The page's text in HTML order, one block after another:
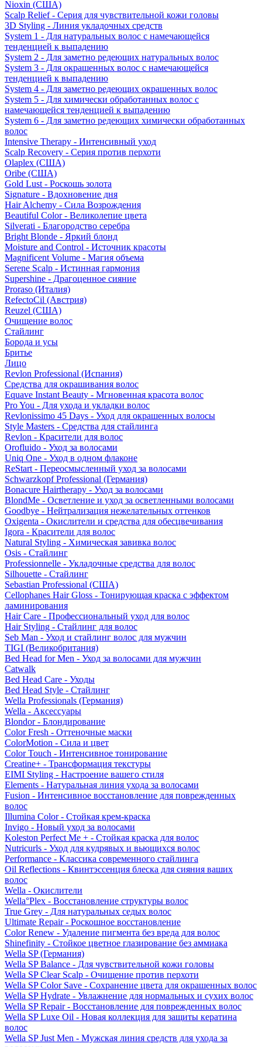
Nioxin (США)
Scalp Relief - Серия для чувствительной кожи головы
3D Styling - Линия укладочных средств
System 1 - Для натуральных волос с намечающейся
тенденцией к выпадению
System 2 - Для заметно редеющих натуральных волос
System 3 - Для окрашенных волос с намечающейся
тенденцией к выпадению
System 4 - Для заметно редеющих окрашенных волос
System 5 - Для химически обработанных волос с
намечающейся тенденцией к выпадению
System 6 - Для заметно редеющих химически обработанных
волос
Intensive Therapy - Интенсивный уход
Scalp Recovery - Серия против перхоти
Olaplex (США)
Oribe (США)
Gold Lust - Роскошь золота
Signature - Вдохновение дня
Hair Alchemy - Сила Возрождения
Beautiful Color - Великолепие цвета
Silverati - Благородство серебра
Bright Blonde - Яркий блонд
Moisture and Control - Источник красоты
Magnificent Volume - Магия объема
Serene Scalp - Истинная гармония
Supershine - Драгоценное сияние
Proraso (Италия)
RefectoCil (Австрия)
Reuzel (США)
Очищение волос
Стайлинг
Борода и усы
Бритье
Лицо
Revlon Professional (Испания)
Средства для окрашивания волос
Equave Instant Beauty - Мгновенная красота волос
Pro You - Для ухода и укладки волос
Revlonissimo 45 Days - Уход для окрашенных волосы
Style Masters - Средства для стайлинга
Revlon - Красители для волос
Orofluido - Уход за волосами
Uniq One - Уход в одном флаконе
ReStart - Переосмысленный уход за волосами
Schwarzkopf Professional (Германия)
Bonacure Hairtherapy - Уход за волосами
BlondMe - Осветление и уход за осветленными волосами
Goodbye - Нейтрализация нежелательных оттенков
Oxigenta - Окислители и средства для обесцвечивания
Igora - Красители для волос
Natural Styling - Химическая завивка волос
Osis - Стайлинг
Professionnelle - Укладочные средства для волос
Silhouette - Стайлинг
Sebastian Professional (США)
Cellophanes Hair Gloss - Тонирующая краска с эффектом
ламинирования
Hair Care - Профессиональный уход для волос
Hair Styling - Стайлинг для волос
Seb Man - Уход и стайлинг волос для мужчин
TIGI (Великобритания)
Bed Head for Men - Уход за волосами для мужчин
Catwalk
Bed Head Care - Уходы
Bed Head Style - Стайлинг
Wella Professionals (Германия)
Wella - Аксессуары
Blondor - Блондирование
Color Fresh - Оттеночные маски
ColorMotion - Сила и цвет
Color Touch - Интенсивное тонирование
Creatine+ - Трансформация текстуры
EIMI Styling - Настроение вашего стиля
Elements - Натуральная линия ухода за волосами
Fusion - Интенсивное восстановление для поврежденных
волос
Illumina Color - Стойкая крем-краска
Invigo - Новый уход за волосами
Koleston Perfect Me + - Стойкая краска для волос
Nutricurls - Уход для кудрявых и вьющихся волос
Performance - Классика современного стайлинга
Oil Reflections - Квинтэссенция блеска для сияния ваших
волос
Wella - Окислители
Wella°Plex - Восстановление структуры волос
True Grey - Для натуральных седых волос
Ultimate Repair - Роскошное восстановление
Color Renew - Удаление пигмента без вреда для волос
Shinefinity - Стойкое цветное глазирование без аммиака
Wella SP (Германия)
Wella SP Balance - Для чувствительной кожи головы
Wella SP Clear Scalp - Очищение против перхоти
Wella SP Color Save - Сохранение цвета для окрашенных волос
Wella SP Hydrate - Увлажнение для нормальных и сухих волос
Wella SP Repair - Восстановление для поврежденных волос
Wella SP Luxe Oil - Новая коллекция для защиты кератина
волос
Wella SP Just Men - Мужская линия средств для ухода за